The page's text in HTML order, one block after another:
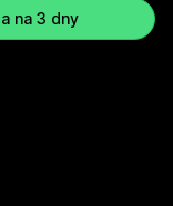
na 3 dny